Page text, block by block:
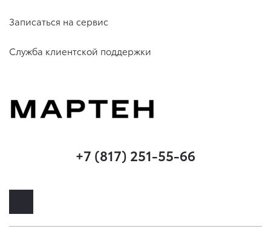
Записаться на сервис
Служба клиентской поддержки
+7 (817) 251-55-66